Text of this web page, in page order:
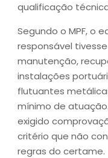
qualificação
Segundo o MPF, o
responsável
manutenção,
instalações
flutuantes
mínimo de
exigido
critério que não
regras do certame.